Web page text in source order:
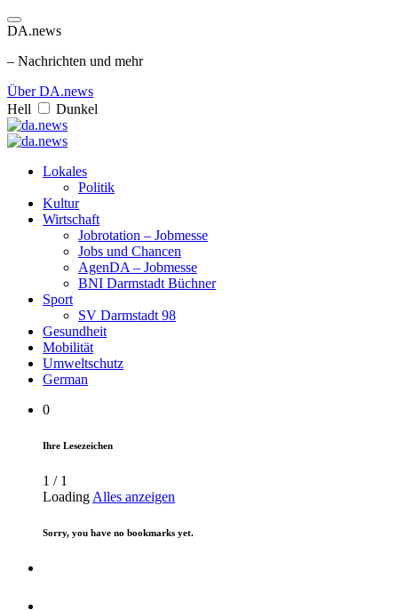
DA.news
– Nachrichten und mehr
Über DA.news
Hell
Dunkel
Lokales
Politik
Kultur
Wirtschaft
Jobrotation – Jobmesse
Jobs und Chancen
AgenDA – Jobmesse
BNI Darmstadt Büchner
Sport
SV Darmstadt 98
Gesundheit
Mobilität
Umweltschutz
German
0
Ihre Lesezeichen
1 / 1
Loading Alles anzeigen
Sorry, you have no bookmarks yet.